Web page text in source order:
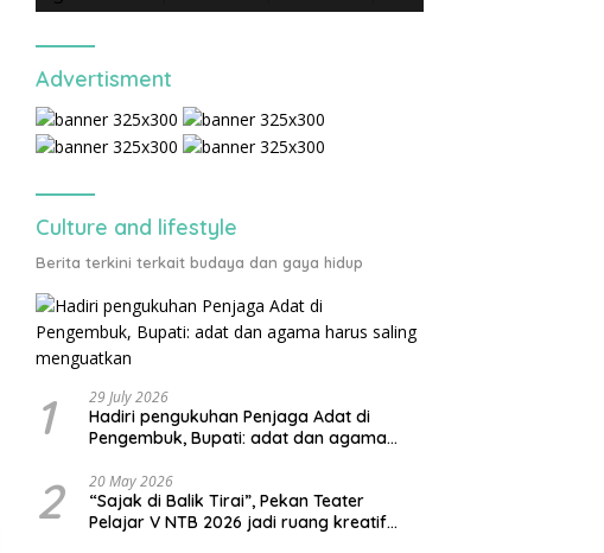
Advertisment
Culture and lifestyle
Berita terkini terkait budaya dan gaya hidup
1 29 July 2026
Hadiri pengukuhan Penjaga Adat di
Pengembuk, Bupati: adat dan agama
2 20 May 2026
“Sajak di Balik Tirai”, Pekan Teater
Pelajar V NTB 2026 jadi ruang kreatif